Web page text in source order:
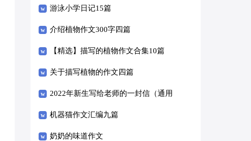
游泳小学日记15篇
介绍植物作文300字四篇
【精选】描写的植物作文合集10篇
关于描写植物的作文四篇
2022年新生写给老师的一封信（通用
8篇）
机器猫作文汇编九篇
奶奶的味道作文